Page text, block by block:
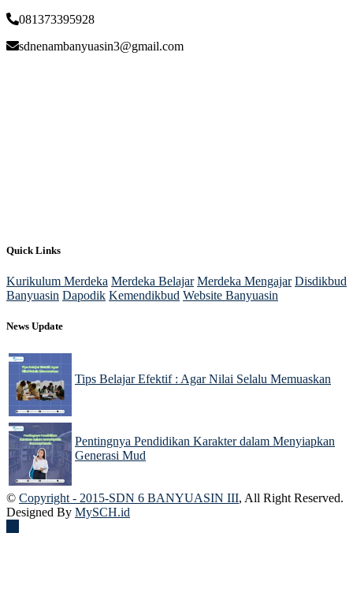
081373395928
sdnenambanyuasin3@gmail.com
Quick Links
Kurikulum Merdeka Merdeka Belajar Merdeka Mengajar Disdikbud
Banyuasin Dapodik Kemendikbud Website Banyuasin
News Update
Tips Belajar Efektif : Agar Nilai Selalu Memuaskan
Pentingnya Pendidikan Karakter dalam Menyiapkan
Generasi Mud
© Copyright - 2015-SDN 6 BANYUASIN III, All Right Reserved.
Designed By MySCH.id